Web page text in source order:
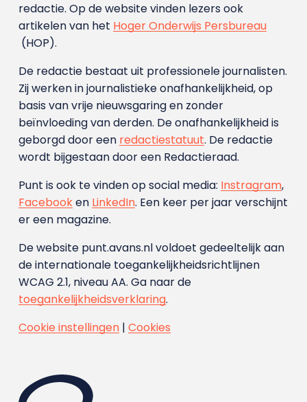
redactie. Op de website vinden lezers ook
artikelen van het Hoger Onderwijs Persbureau
(HOP).
De redactie bestaat uit professionele journalisten.
Zij werken in journalistieke onafhankelijkheid, op
basis van vrije nieuwsgaring en zonder
beïnvloeding van derden. De onafhankelijkheid is
geborgd door een redactiestatuut. De redactie
wordt bijgestaan door een Redactieraad.
Punt is ook te vinden op social media: Instragram,
Facebooken LinkedIn. Een keer per jaar verschijnt
er een magazine.
De website punt.avans.nl voldoet gedeeltelijk aan
de internationale toegankelijkheidsrichtlijnen
WCAG 2.1, niveau AA. Ga naar de
toegankelijkheidsverklaring.
Cookie instellingen| Cookies